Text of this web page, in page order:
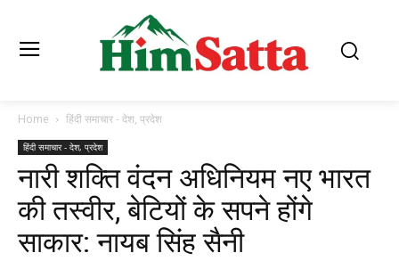
Home हिंदी समाचार - देश, प्रदेश
हिंदी समाचार - देश, प्रदेश
नारी शक्ति वंदन अधिनियम नए भारत
की तस्वीर, बेटियों के सपने होंगे
साकार: नायब सिंह सैनी